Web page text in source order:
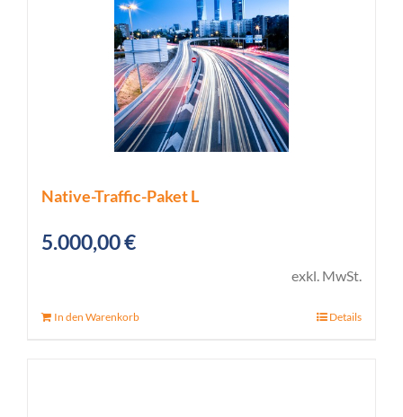
Native-Traffic-Paket L
5.000,00€
exkl. MwSt.
In den Warenkorb Details